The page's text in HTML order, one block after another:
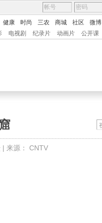
健康 时尚 三农 商城 社区 微博
电视剧 纪录片 动画片 公开课
| 来源： CNTV